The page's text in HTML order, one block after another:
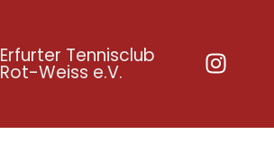
Erfurter Tennisclub
Rot-Weiss e.V.